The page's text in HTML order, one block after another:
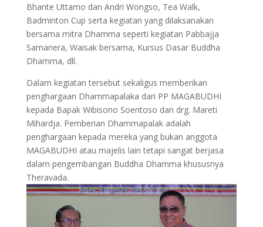
Bhante Uttamo dan Andri Wongso, Tea Walk,
Badminton Cup serta kegiatan yang dilaksanakan
bersama mitra Dhamma seperti kegiatan Pabbajja
Samanera, Waisak bersama, Kursus Dasar Buddha
Dhamma, dll.
Dalam kegiatan tersebut sekaligus memberikan
penghargaan Dhammapalaka dari PP MAGABUDHI
kepada Bapak Wibisono Soentoso dan drg. Mareti
Mihardja. Pemberian Dhammapalak adalah
penghargaan kepada mereka yang bukan anggota
MAGABUDHI atau majelis lain tetapi sangat berjasa
dalam pengembangan Buddha Dhamma khususnya
Theravada.